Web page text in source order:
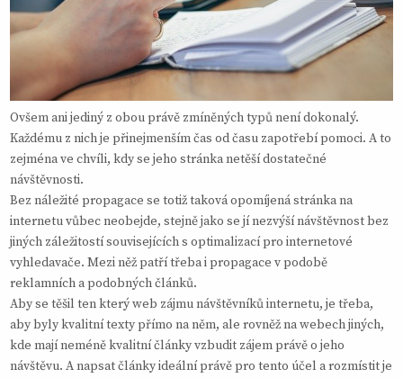
Ovšem ani jediný z obou právě zmíněných typů není dokonalý.
Každému z nich je přinejmenším čas od času zapotřebí pomoci. A to
zejména ve chvíli, kdy se jeho stránka netěší dostatečné
návštěvnosti.
Bez náležité propagace se totiž taková opomíjená stránka na
internetu vůbec neobejde, stejně jako se jí nezvýší návštěvnost bez
jiných záležitostí souvisejících s optimalizací pro internetové
vyhledavače. Mezi něž patří třeba i propagace v podobě
reklamních a podobných článků.
Aby se těšil ten který web zájmu návštěvníků internetu, je třeba,
aby byly kvalitní texty přímo na něm, ale rovněž na webech jiných,
kde mají neméně kvalitní články vzbudit zájem právě o jeho
návštěvu. A napsat články ideální právě pro tento účel a rozmístit je